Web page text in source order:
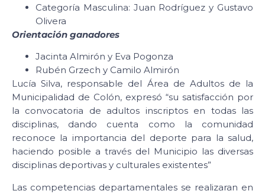
Categoría Masculina: Juan Rodríguez y Gustavo
Olivera
Orientación ganadores
Jacinta Almirón y Eva Pogonza
Rubén Grzech y Camilo Almirón
Lucía Silva, responsable del Área de Adultos de la
Municipalidad de Colón, expresó “su satisfacción por
la convocatoria de adultos inscriptos en todas las
disciplinas, dando cuenta como la comunidad
reconoce la importancia del deporte para la salud,
haciendo posible a través del Municipio las diversas
disciplinas deportivas y culturales existentes”
Las competencias departamentales se realizaran en